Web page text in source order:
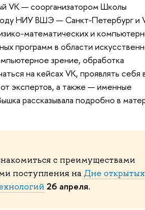
VK — соорганизатором Школы
НИУ ВШЭ — Санкт-Петербург и
математических и
программ в области
зрение, обработка
на кейсах VK, проявлять себя
от экспертов, а также — именные
рассказывала подробно в
с преимуществами
поступления на Дне открытых
26 апреля.